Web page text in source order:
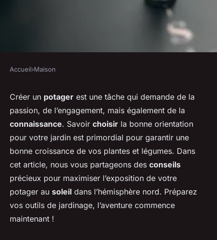
Quelle orientation choisir
pour un potager en carrés
maximisant l'exposition au
soleil dans l'hémisphère nord
?
Accueil›Maison
Créer un potager est une tâche qui demande de la
passion, de l’engagement, mais également de la
connaissance. Savoir choisir la bonne orientation
pour votre jardin est primordial pour garantir une
bonne croissance de vos plantes et légumes. Dans
cet article, nous vous partageons des conseils
précieux pour maximiser l’exposition de votre
potager au soleil dans l’hémisphère nord. Préparez
vos outils de jardinage, l’aventure commence
maintenant !